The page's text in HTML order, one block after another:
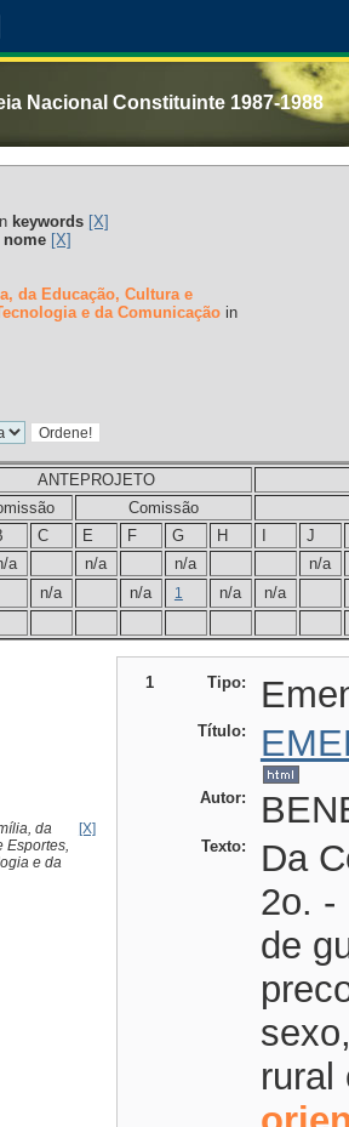
Nacional Constituinte 1987-1988
keywords [X]
nome [X]
da Educação, Cultura e
e da Comunicaçãoin
ANTEPROJETO
Comissão
C E F G H
J
a n/a n/a
n/a
n/a n/a 1 n/a
n/a
da
Esportes,
e da
[X]
1 Tipo:
Título:
Autor:
Texto:
Da
2o. -
de
rural